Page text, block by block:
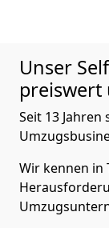
Unser
preiswert
Seit 13
Wir kennen in